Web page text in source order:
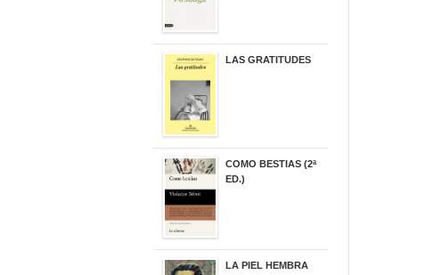
LAS GRATITUDES
COMO BESTIAS (2ª
ED.)
LA PIEL HEMBRA